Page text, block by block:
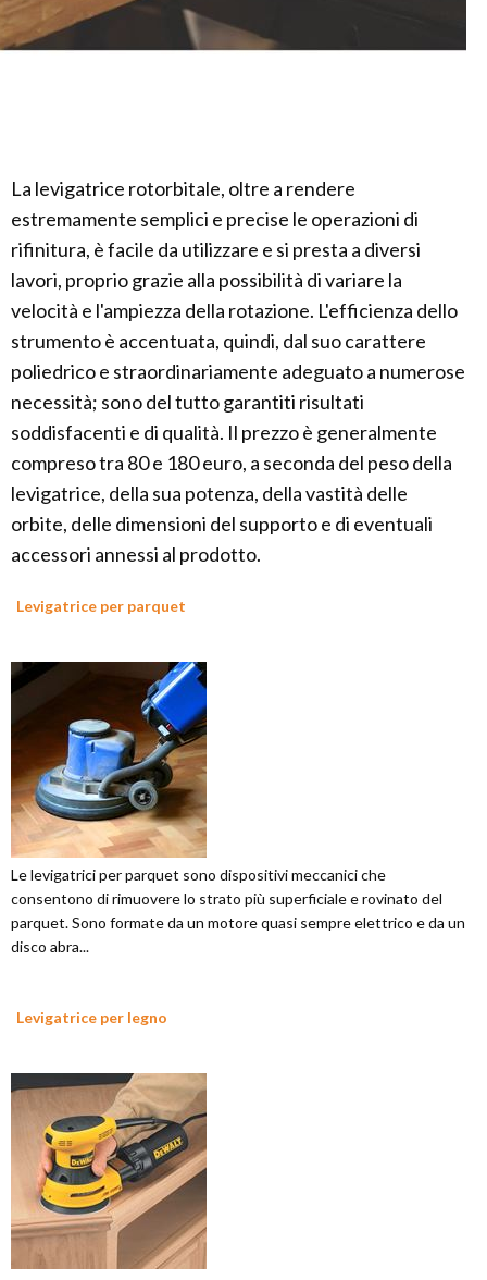
La levigatrice rotorbitale, oltre a rendere
estremamente semplici e precise le operazioni di
rifinitura, è facile da utilizzare e si presta a diversi
lavori, proprio grazie alla possibilità di variare la
velocità e l'ampiezza della rotazione. L'efficienza dello
strumento è accentuata, quindi, dal suo carattere
poliedrico e straordinariamente adeguato a numerose
necessità; sono del tutto garantiti risultati
soddisfacenti e di qualità. Il prezzo è generalmente
compreso tra 80 e 180 euro, a seconda del peso della
levigatrice, della sua potenza, della vastità delle
orbite, delle dimensioni del supporto e di eventuali
accessori annessi al prodotto.
Levigatrice per parquet
Le levigatrici per parquet sono dispositivi meccanici che
consentono di rimuovere lo strato più superficiale e rovinato del
parquet. Sono formate da un motore quasi sempre elettrico e da un
disco abra...
Levigatrice per legno